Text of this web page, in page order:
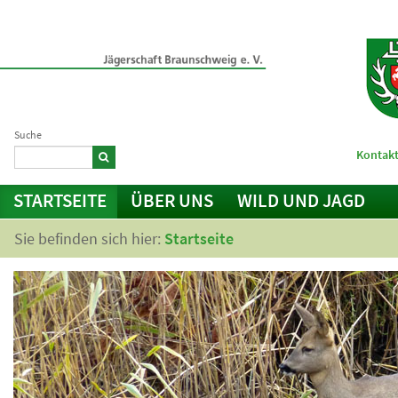
Suche
STARTSEITE ÜBER UNS WILD UND JAGD
Sie befinden sich hier: Startseite